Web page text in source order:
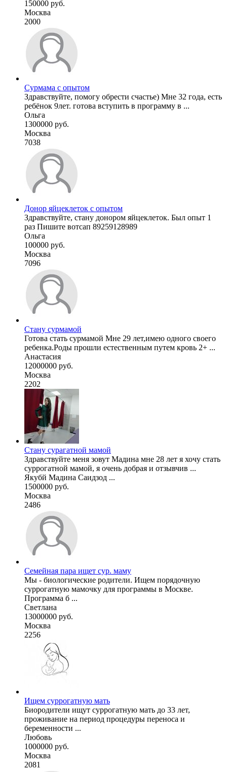
150000 руб.
Москва
2000
Сурмама с опытом
Здравствуйте, помогу обрести счастье) Мне 32 года, есть
ребёнок 9лет. готова вступить в программу в ...
Ольга
1300000 руб.
Москва
7038
Донор яйцеклеток с опытом
Здравствуйте, стану донором яйцеклеток. Был опыт 1
раз Пишите вотсап 89259128989
Ольга
100000 руб.
Москва
7096
Стану сурмамой
Готова стать сурмамой Мне 29 лет,имею одного своего
ребенка.Роды прошли естественным путем кровь 2+ ...
Анастасия
12000000 руб.
Москва
2202
Стану сурагатной мамой
Здравствуйте меня зовут Мадина мне 28 лет я хочу стать
суррогатной мамой, я очень добрая и отзывчив ...
Якубй Мадина Саидзод ...
1500000 руб.
Москва
2486
Семейная пара ищет сур. маму
Мы - биологические родители. Ищем порядочную
суррогатную мамочку для программы в Москве.
Программа б ...
Светлана
13000000 руб.
Москва
2256
Ищем суррогатную мать
Биородители ищут суррогатную мать до 33 лет,
проживание на период процедуры переноса и
беременности ...
Любовь
1000000 руб.
Москва
2081